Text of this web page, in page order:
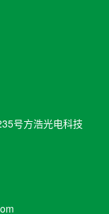
号方浩光电科技